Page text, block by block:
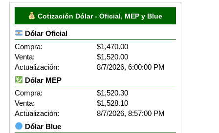
Cotización Dólar - Oficial, MEP y Blue
Dólar Oficial
Compra:
$1,470.00
Venta:
$1,520.00
Actualización:
8/7/2026, 6:00:00 PM
Dólar MEP
Compra:
$1,520.30
Venta:
$1,528.10
Actualización:
8/7/2026, 8:57:00 PM
Dólar Blue